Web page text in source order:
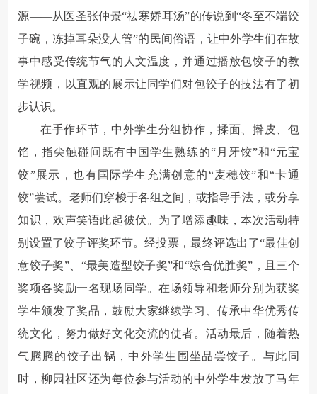
源——从医圣张仲景“祛寒娇耳汤”的传说到“冬至不端饺
子碗，冻掉耳朵没人管”的民间俗语，让中外学生们在故
事中感受传统节气的人文温度，并通过播放包饺子的教
学视频，以直观的展示让同学们对包饺子的技法有了初
步认识。
在手作环节，中外学生分组协作，揉面、擀皮、包
馅，指尖触碰间既有中国学生熟练的“月牙饺”和“元宝
饺”展示，也有国际学生充满创意的“麦穗饺”和“卡通
饺”尝试。老师们穿梭于各组之间，或指导手法，或分享
知识，欢声笑语此起彼伏。为了增添趣味，本次活动特
别设置了饺子评奖环节。经投票，最终评选出了“最佳创
意饺子奖”、“最美造型饺子奖”和“综合优胜奖”，且三个
奖项各奖励一名现场同学。在场领导和老师分别为获奖
学生颁发了奖品，鼓励大家继续学习、传承中华优秀传
统文化，努力做好文化交流的使者。活动最后，随着热
气腾腾的饺子出锅，中外学生围坐品尝饺子。与此同
时，柳园社区还为每位参与活动的中外学生发放了马年